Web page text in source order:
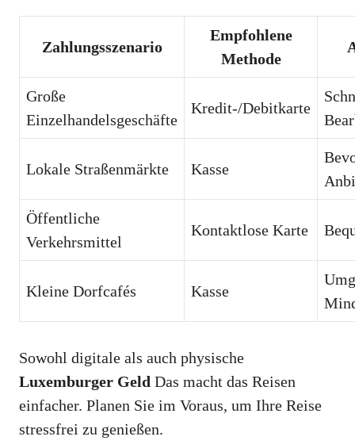
Zahlungsszenario
Empfohlene
Methode
Große
Einzelhandelsgeschäfte
Kredit-/Debitkarte
Lokale Straßenmärkte Kasse
Öffentliche
Verkehrsmittel
Kontaktlose Karte
Kleine Dorfcafés Kasse
Sowohl digitale als auch physische
Luxemburger Geld Das macht das Reisen
einfacher. Planen Sie im Voraus, um Ihre Reise
stressfrei zu genießen.